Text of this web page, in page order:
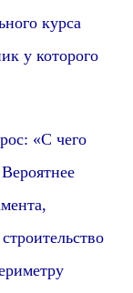
курса
у которого
«С чего